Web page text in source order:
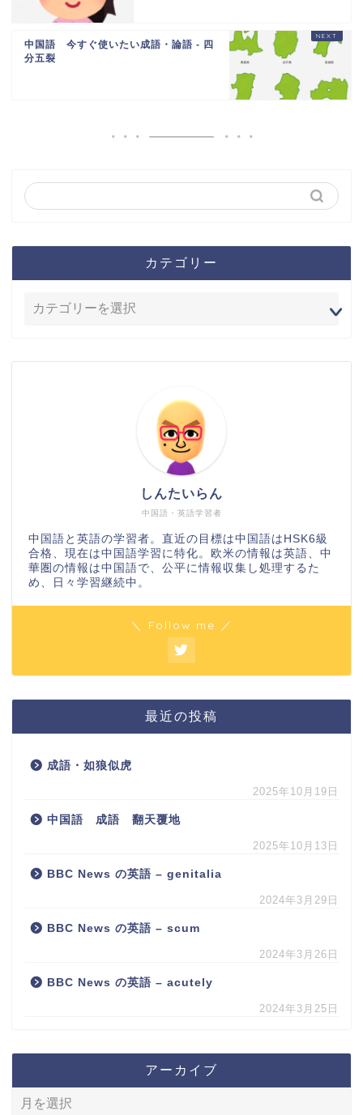
中国語 今すぐ使いたい成語・論語 - 四
分五裂
カテゴリー
中国語・英語学習者
しんたいらん
中国語と英語の学習者。直近の目標は中国語はHSK6級
合格、現在は中国語学習に特化。欧米の情報は英語、中
華圏の情報は中国語で、公平に情報収集し処理するた
め、日々学習継続中。
＼ Follow me ／
最近の投稿
成語・如狼似虎
2025年10月19日
中国語 成語 翻天覆地
2025年10月13日
BBC News の英語 – genitalia
2024年3月29日
BBC News の英語 – scum
2024年3月26日
BBC News の英語 – acutely
2024年3月25日
アーカイブ